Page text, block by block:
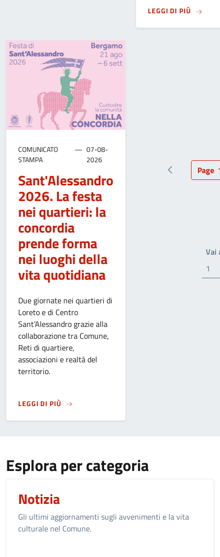
LEGGI DI PIÙSUIL
COMUNICATO
STAMPA
07-08-
2026
Sant'Alessandro
2026. La festa
nei quartieri: la
concordia
prende forma
nei luoghi della
vita quotidiana
Due giornate nei quartieri di
Loreto e di Centro
Sant’Alessandro grazie alla
collaborazione tra Comune,
Reti di quartiere,
associazioni e realtà del
territorio.
LEGGI DI PIÙSUSANT'ALESSANDRO 2026. LA FESTA NEI
Pagina Page
Vai
Esplora per categoria
Notizia
Gli ultimi aggiornamenti sugli avvenimenti e la vita
culturale nel Comune.